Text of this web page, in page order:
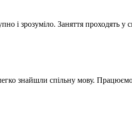
і зрозуміло. Заняття проходять
знайшли спільну мову. Працюємо